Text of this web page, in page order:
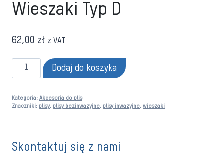
Wieszaki Typ D
62,00 zł z VAT
ilość
Wieszaki
D
Dodaj do koszyka
Kategoria: Akcesoria do plis
Znaczniki: plisy, plisy bezinwazyjne, plisy inwazyjne, wieszaki
Skontaktuj się z nami